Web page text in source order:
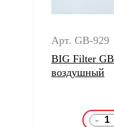
Арт. GB-929
BIG Filter
воздушный
-